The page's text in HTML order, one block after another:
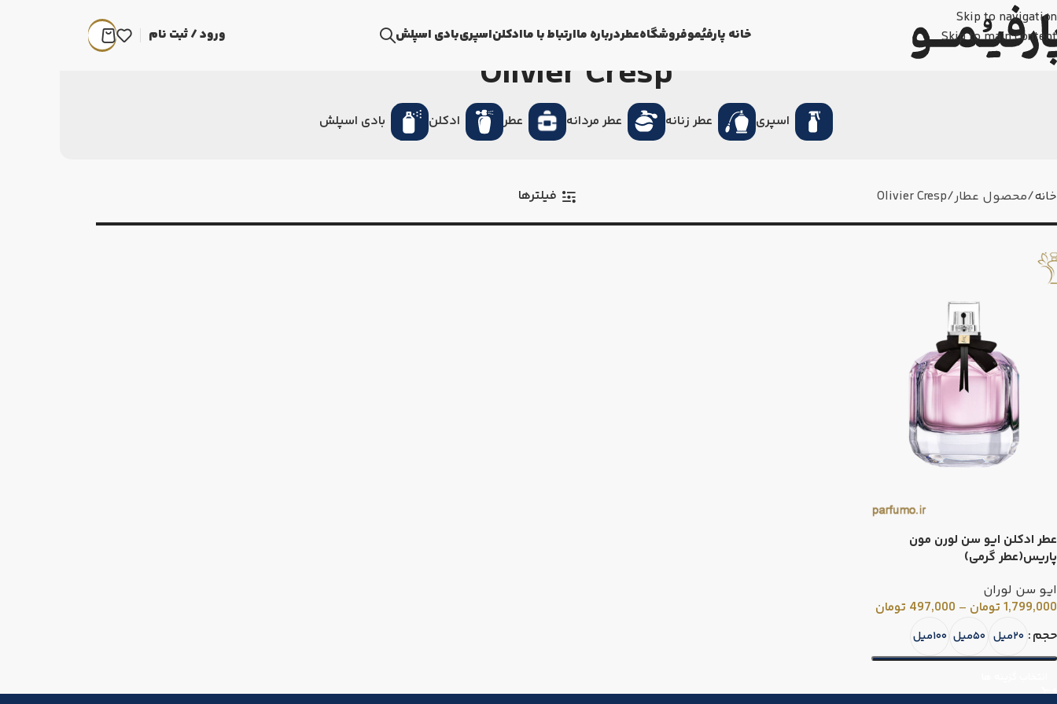
Skip to navigation
Skip to main content
خانه پارفیُموفروشگاهعطردرباره ماارتباط با ماادکلناسپریبادی اسپلش ورود / ثبت نام
Olivier Cresp
اسپری عطر زنانه عطر مردانه عطر ادکلن بادی اسپلش
خانه محصول عطار Olivier Cresp فیلترها
عطر ادکلن ایو سن لورن مون
پاریس(عطر گرمی)
ایو سن لوران
1,799,000 تومان –
497,000 تومان
حجم ۲۰میل ۵۰میل ۱۰۰میل